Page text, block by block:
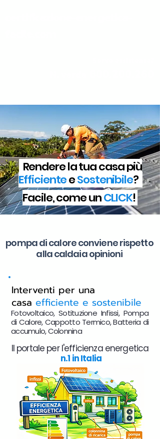
Rendere la tua casa più
EfficienteeSostenibile?
Facile, come unCLICK!
pompa di calore conviene rispetto
alla caldaia opinioni
Interventi per una
casa efficiente e sostenibile
Fotovoltaico, Sotituzione Infissi, Pompa
di Calore, Cappotto Termico, Batteria di
accumulo, Colonnina
Il portale per l'efficienza energetica
n.1 in Italia